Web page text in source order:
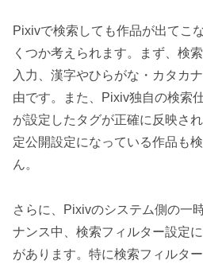
Pixivで検索しても作品が出てこ
くつか考えられます。まず、検
入力、漢字やひらがな・カタカ
由です。また、Pixiv独自の検索
が設定したタグが正確に反映さ
定公開設定になっている作品も
ん。
さらに、Pixivのシステム側の一
ナンス中、検索フィルター設定
があります。特に検索フィルタ